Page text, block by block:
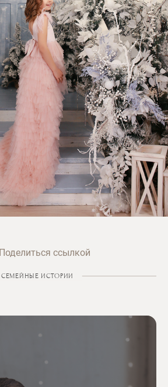
Поделиться ссылкой
СЕМЕЙНЫЕ ИСТОРИИ